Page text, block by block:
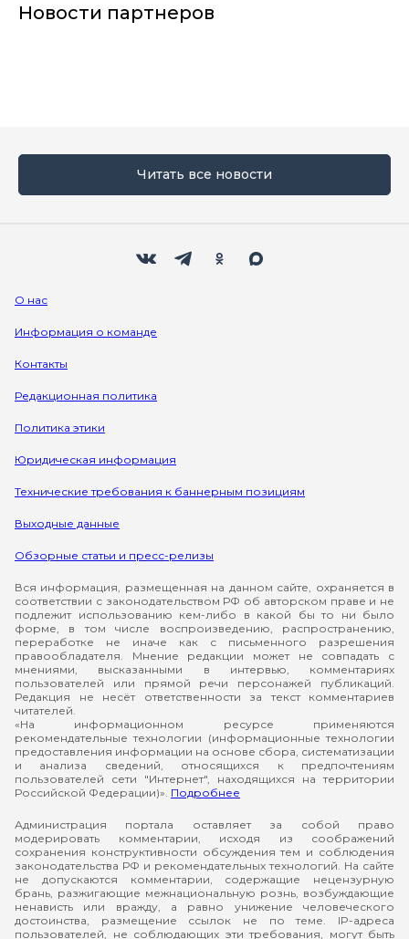
Новости партнеров
Читать все новости
О нас
Информация о команде
Контакты
Редакционная политика
Политика этики
Юридическая информация
Технические требования к баннерным позициям
Выходные данные
Обзорные статьи и пресс-релизы
Вся информация, размещенная на данном сайте, охраняется в
соответствии с законодательством РФ об авторском праве и не
подлежит использованию кем-либо в какой бы то ни было
форме, в том числе воспроизведению, распространению,
переработке не иначе как с письменного разрешения
правообладателя. Мнение редакции может не совпадать с
мнениями, высказанными в интервью, комментариях
пользователей или прямой речи персонажей публикаций.
Редакция не несёт ответственности за текст комментариев
читателей.
«На информационном ресурсе применяются
рекомендательные технологии (информационные технологии
предоставления информации на основе сбора, систематизации
и анализа сведений, относящихся к предпочтениям
пользователей сети "Интернет", находящихся на территории
Российской Федерации)». Подробнее
Администрация портала оставляет за собой право
модерировать комментарии, исходя из соображений
сохранения конструктивности обсуждения тем и соблюдения
законодательства РФ и рекомендательных технологий. На сайте
не допускаются комментарии, содержащие нецензурную
брань, разжигающие межнациональную рознь, возбуждающие
ненависть или вражду, а равно унижение человеческого
достоинства, размещение ссылок не по теме. IP-адреса
пользователей, не соблюдающих эти требования, могут быть